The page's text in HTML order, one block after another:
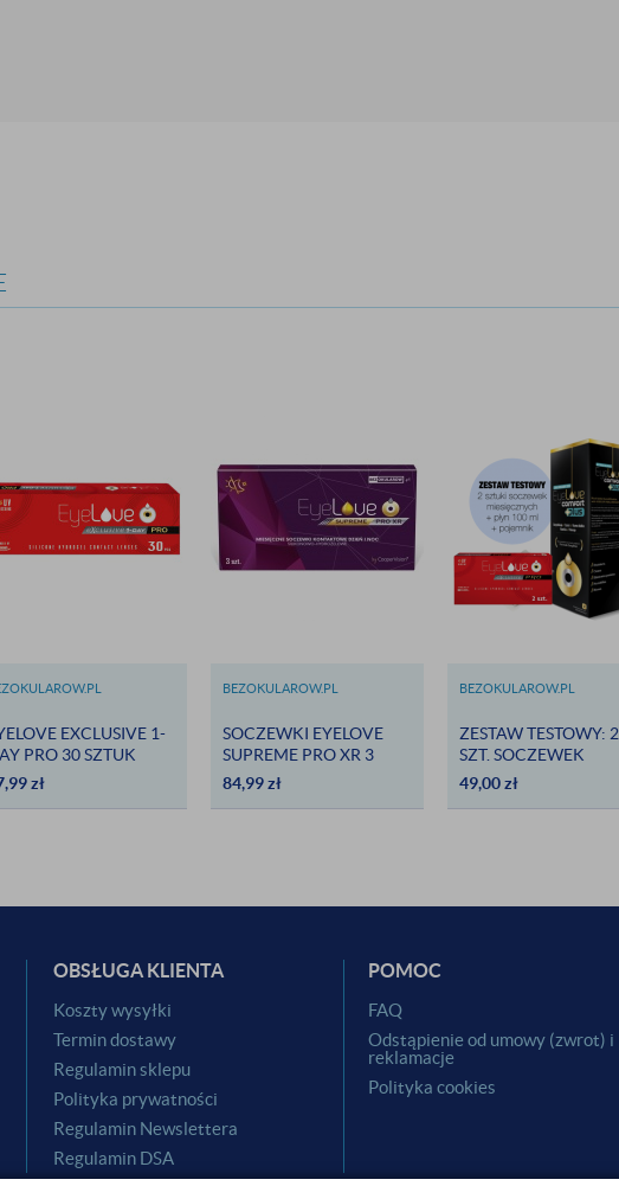
EXCLUSIVE 1-
PRO 30 SZTUK
zł
BEZOKULAROW.PL
SOCZEWKI EYELOVE
SUPREME PRO XR 3
SZTUKI - WYSOKIE
MOCE
84,99zł
BEZOKULAROW.PL
ZESTAW TESTOWY: 2
SZT. SOCZEWEK
EYELOVE EXCLUSIVE
PRO + PŁYN EYELOVE
49,00zł
OBSŁUGA KLIENTA
Koszty wysyłki
Termin dostawy
Regulamin sklepu
Polityka prywatności
Regulamin Newslettera
Regulamin DSA
POMOC
FAQ
Odstąpienie od umowy (zwrot) i
reklamacje
Polityka cookies